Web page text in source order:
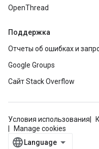
OpenThread
Поддержка
Отчеты об ошибках и
Google Groups
Сайт Stack Overflow
Условия использования
Manage cookies